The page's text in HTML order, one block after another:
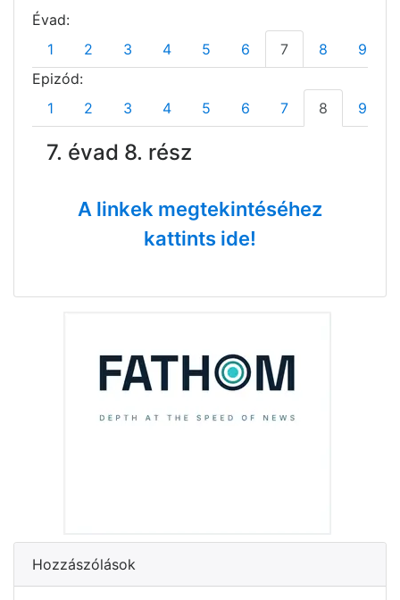
Évad:
1
2 3 4 5 6 7 8 9
Epizód:
1
2 3 4 5 6 7 8 9
7. évad 8. rész
A linkek megtekintéséhez
kattints ide!
Hozzászólások